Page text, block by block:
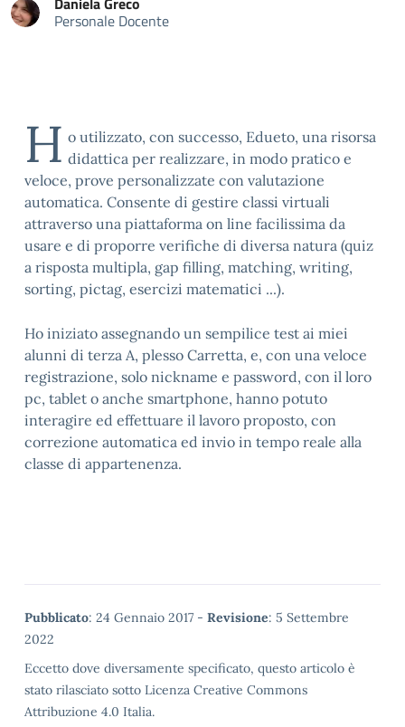
Personale Docente
H o utilizzato, con successo, Edueto, una risorsa
didattica per realizzare, in modo pratico e
veloce, prove personalizzate con valutazione
automatica. Consente di gestire classi virtuali
attraverso una piattaforma on line facilissima da
usare e di proporre verifiche di diversa natura (quiz
a risposta multipla, gap filling, matching, writing,
sorting, pictag, esercizi matematici ...).
Ho iniziato assegnando un sempilice test ai miei
alunni di terza A, plesso Carretta, e, con una veloce
registrazione, solo nickname e password, con il loro
pc, tablet o anche smartphone, hanno potuto
interagire ed effettuare il lavoro proposto, con
correzione automatica ed invio in tempo reale alla
classe di appartenenza.
Metadata
Pubblicato: 24 Gennaio 2017 - Revisione: 5 Settembre
2022
Eccetto dove diversamente specificato, questo articolo è
stato rilasciato sotto Licenza Creative Commons
Attribuzione 4.0 Italia.